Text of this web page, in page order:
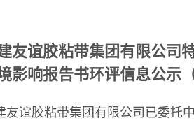
友谊胶粘带集团有限公司
影响报告书环评信息公示
友谊胶粘带集团有限公司已委托